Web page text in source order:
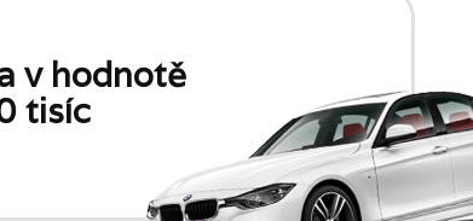
v hodnotě
tisíc